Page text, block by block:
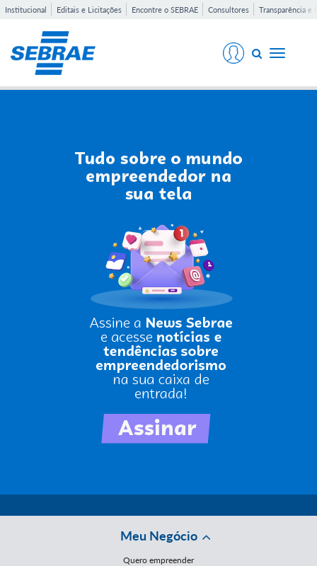
Institucional Editais e Licitações Encontre o SEBRAE Consultores Transparência e
Toggle
Meu Negócio
Quero empreender